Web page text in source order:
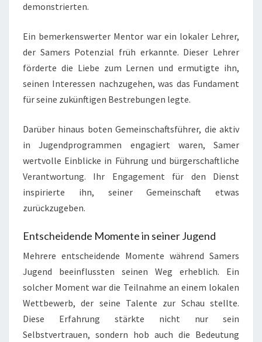
demonstrierten.
Ein bemerkenswerter Mentor war ein lokaler Lehrer,
der Samers Potenzial früh erkannte. Dieser Lehrer
förderte die Liebe zum Lernen und ermutigte ihn,
seinen Interessen nachzugehen, was das Fundament
für seine zukünftigen Bestrebungen legte.
Darüber hinaus boten Gemeinschaftsführer, die aktiv
in Jugendprogrammen engagiert waren, Samer
wertvolle Einblicke in Führung und bürgerschaftliche
Verantwortung. Ihr Engagement für den Dienst
inspirierte ihn, seiner Gemeinschaft etwas
zurückzugeben.
Entscheidende Momente in seiner Jugend
Mehrere entscheidende Momente während Samers
Jugend beeinflussten seinen Weg erheblich. Ein
solcher Moment war die Teilnahme an einem lokalen
Wettbewerb, der seine Talente zur Schau stellte.
Diese Erfahrung stärkte nicht nur sein
Selbstvertrauen, sondern hob auch die Bedeutung